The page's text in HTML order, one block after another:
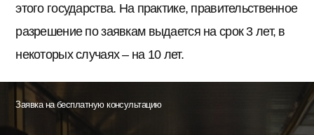
этого государства. На практике, правительственное
разрешение по заявкам выдается на срок 3 лет, в
некоторых случаях – на 10 лет.
Заявка на бесплатную консультацию